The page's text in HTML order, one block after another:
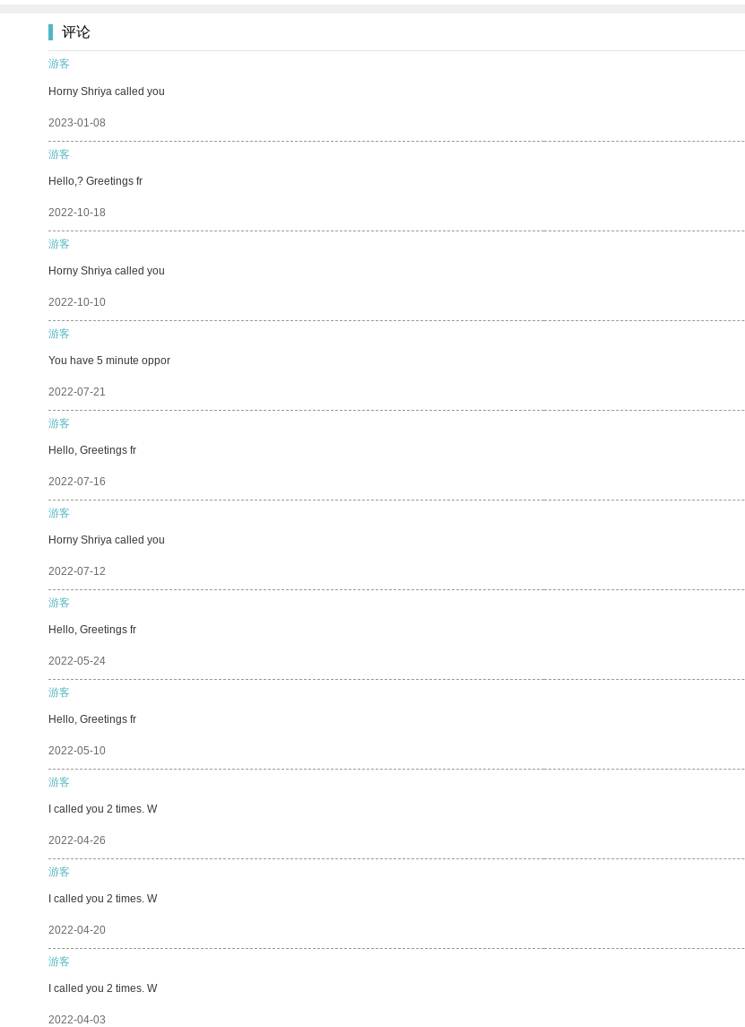
评论
游客
Horny Shriya called you
2023-01-08
游客
Hello,? Greetings fr
2022-10-18
游客
Horny Shriya called you
2022-10-10
游客
You have 5 minute oppor
2022-07-21
游客
Hello, Greetings fr
2022-07-16
游客
Horny Shriya called you
2022-07-12
游客
Hello, Greetings fr
2022-05-24
游客
Hello, Greetings fr
2022-05-10
游客
I called you 2 times. W
2022-04-26
游客
I called you 2 times. W
2022-04-20
游客
I called you 2 times. W
2022-04-03